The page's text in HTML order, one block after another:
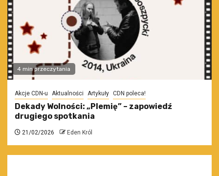
4 min przeczytania
Akcje CDN-u Aktualności Artykuły CDN poleca!
Dekady Wolności: „Plemię” – zapowiedź
drugiego spotkania
21/02/2026 Eden Król